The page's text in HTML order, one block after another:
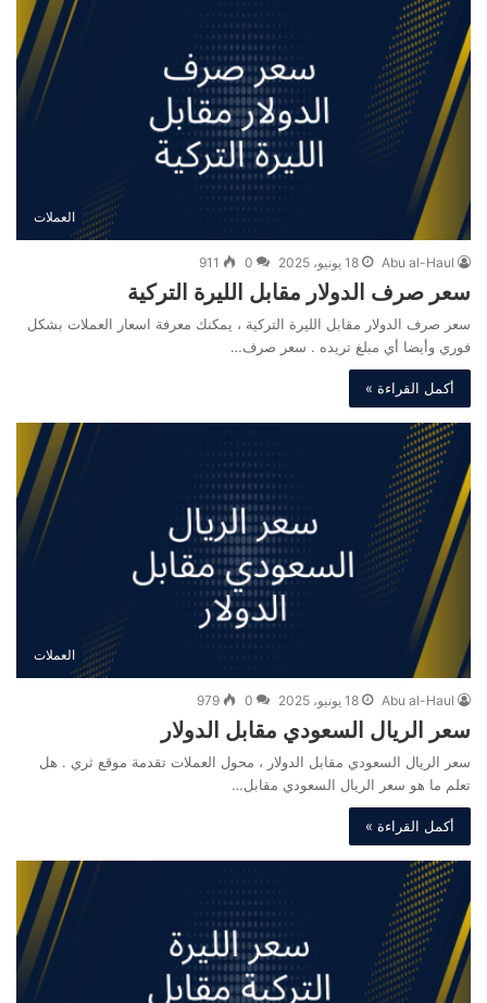
العملات
Abu al-Haul 18 يونيو، 2025 0
911
سعر صرف الدولار مقابل الليرة التركية
سعر صرف الدولار مقابل الليرة التركية ، يمكنك معرفة اسعار العملات بشكل
فوري وأيضا أي مبلغ تريده . سعر صرف…
أكمل القراءة »
العملات
Abu al-Haul 18 يونيو، 2025 0
979
سعر الريال السعودي مقابل الدولار
سعر الريال السعودي مقابل الدولار ، محول العملات تقدمة موقع ثري . هل
تعلم ما هو سعر الريال السعودي مقابل…
أكمل القراءة »